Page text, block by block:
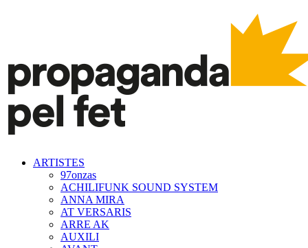
ARTISTES
97onzas
ACHILIFUNK SOUND SYSTEM
ANNA MIRA
AT VERSARIS
ARRE AK
AUXILI